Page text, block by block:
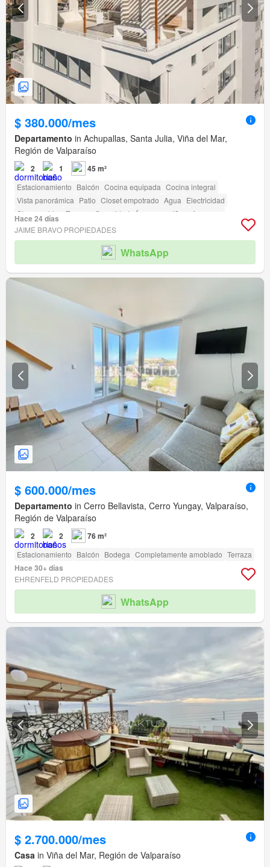
$ 380.000/mes
Departamento in Achupallas, Santa Julia, Viña del Mar,
Región de Valparaíso
2 1 45 m²
Estacionamiento Balcón Cocina equipada Cocina integral
Vista panorámica Patio Closet empotrado Agua Electricidad
Sin amueblar
Terraza Seguridad Área para niños
Ascensor
Conserje Parilla Acceso para personas con discapacidad
Hace 24 días
JAIME BRAVO PROPIEDADES
WhatsApp
$ 600.000/mes
Departamento in Cerro Bellavista, Cerro Yungay, Valparaíso,
Región de Valparaíso
2 2 76 m²
Estacionamiento Balcón Bodega Completamente amoblado Terraza
Hace 30+ días
EHRENFELD PROPIEDADES
WhatsApp
$ 2.700.000/mes
Casa in Viña del Mar, Región de Valparaíso